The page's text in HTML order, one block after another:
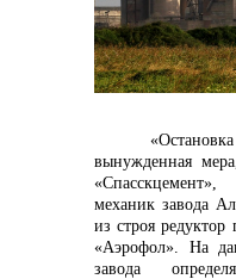
контакты
Контакты
вынужденная
механик завода
из строя
«Аэрофол». На
завода